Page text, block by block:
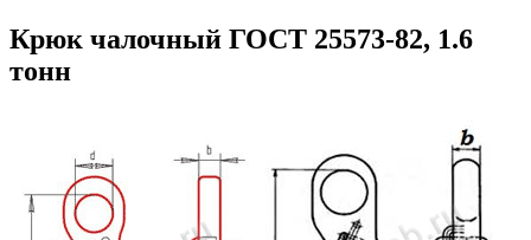
Крюк чалочный ГОСТ 25573-82, 1.6
тонн